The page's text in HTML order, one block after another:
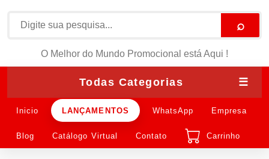
⌕
O Melhor do Mundo Promocional está Aqui !
Todas Categorias ☰
Inicio LANÇAMENTOS WhatsApp Empresa
Blog Catálogo Virtual Contato Carrinho